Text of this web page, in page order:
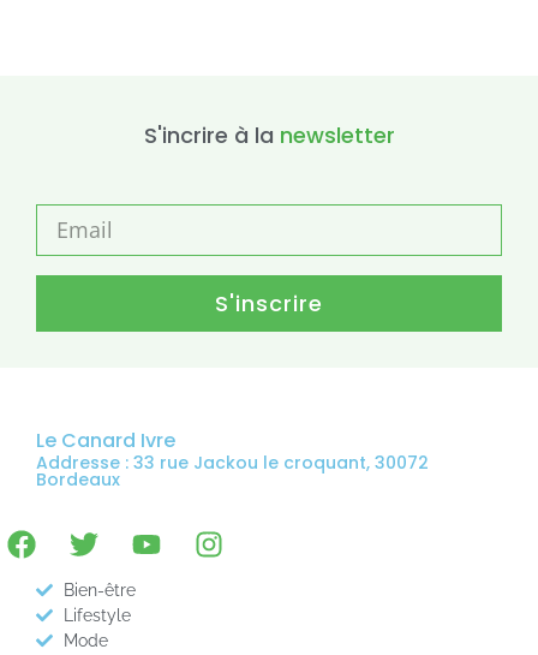
S'incrire à la newsletter
S'inscrire
Le Canard Ivre
Addresse : 33 rue Jackou le croquant, 30072
Bordeaux
Bien-être
Lifestyle
Mode